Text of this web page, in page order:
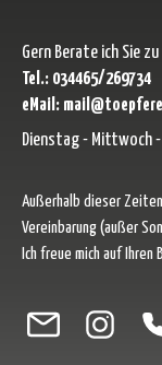
Gern Berate ich Sie
Tel.: 034465/269734
eMail:
Dienstag - Mittwoch
Außerhalb dieser
Vereinbarung (außer
Ich freue mich auf Ihren
Besuche uns auf
Schau auf